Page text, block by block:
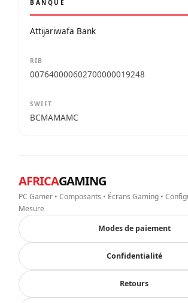
BANQUE
Attijariwafa Bank
RIB
007640000602700000019248
SWIFT
BCMAMAMC
AFRICAGAMING
PC Gamer • Composants • Écrans Gaming •
Mesure
Modes de paiement
Confidentialité
Retours